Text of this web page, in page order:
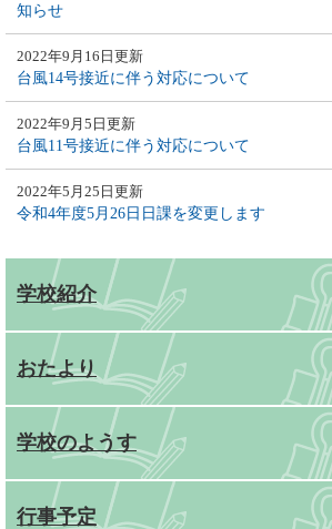
知らせ
2022年9月16日更新
台風14号接近に伴う対応について
2022年9月5日更新
台風11号接近に伴う対応について
2022年5月25日更新
令和4年度5月26日日課を変更します
学校紹介
おたより
学校のようす
行事予定